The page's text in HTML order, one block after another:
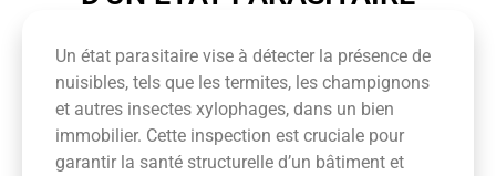
Un état parasitaire vise à détecter la présence de
nuisibles, tels que les termites, les champignons
et autres insectes xylophages, dans un bien
immobilier. Cette inspection est cruciale pour
garantir la santé structurelle d’un bâtiment et